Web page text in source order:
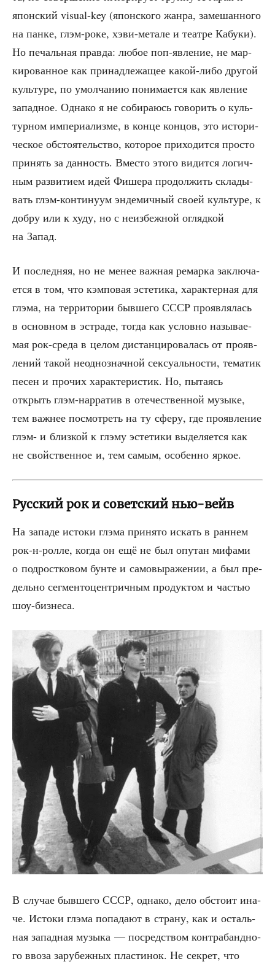
япон­ский visual-key (япон­ско­го жан­ра, заме­шан­но­го
на пан­ке, глэм-роке, хэви-мета­ле и теат­ре Кабу­ки).
Но печаль­ная прав­да: любое поп-явле­ние, не мар­
ки­ро­ван­ное как при­над­ле­жа­щее какой-либо дру­гой
куль­ту­ре, по умол­ча­нию пони­ма­ет­ся как явле­ние
запад­ное. Одна­ко я не соби­ра­юсь гово­рить о куль­
тур­ном импе­ри­а­лиз­ме, в кон­це кон­цов, это исто­ри­
че­ское обсто­я­тель­ство, кото­рое при­хо­дит­ся про­сто
при­нять за дан­ность. Вме­сто это­го видит­ся логич­
ным раз­ви­ти­ем идей Фише­ра про­дол­жить скла­ды­
вать глэм-кон­ти­ну­ум энде­мич­ный сво­ей куль­ту­ре, к
доб­ру или к худу, но с неиз­беж­ной огляд­кой
на Запад.
И послед­няя, но не менее важ­ная ремар­ка заклю­ча­
ет­ся в том, что кэм­по­вая эсте­ти­ка, харак­тер­ная для
глэ­ма, на тер­ри­то­рии быв­ше­го СССР про­яв­ля­лась
в основ­ном в эст­ра­де, тогда как услов­но назы­ва­е­
мая рок-сре­да в целом дистан­ци­ро­ва­лась от про­яв­
ле­ний такой неод­но­знач­ной сек­су­аль­но­сти, тема­тик
песен и про­чих харак­те­ри­стик. Но, пыта­ясь
открыть глэм-нар­ра­тив в оте­че­ствен­ной музы­ке,
тем важ­нее посмот­реть на ту сфе­ру, где про­яв­ле­ние
глэм- и близ­кой к глэму эсте­ти­ки выде­ля­ет­ся как
не свой­ствен­ное и, тем самым, осо­бен­но яркое.
Русский рок и советский нью-вейв
На запа­де исто­ки глэ­ма при­ня­то искать в ран­нем
рок-н-рол­ле, когда он ещё не был опу­тан мифа­ми
о под­рост­ко­вом бун­те и само­вы­ра­же­нии, а был пре­
дель­но сег­мен­то­цен­трич­ным про­дук­том и частью
шоу-бизнеса.
В слу­чае быв­ше­го СССР, одна­ко, дело обсто­ит ина­
че. Исто­ки глэ­ма попа­да­ют в стра­ну, как и осталь­
ная запад­ная музы­ка — посред­ством кон­тра­банд­но­
го вво­за зару­беж­ных пла­сти­нок. Не сек­рет, что